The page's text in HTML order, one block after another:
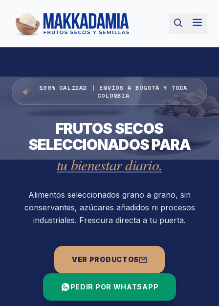
100% CALIDAD | ENVÍOS A BOGOTÁ Y TODA
COLOMBIA
FRUTOS SECOS
SELECCIONADOS PARA
tu bienestar diario.
Alimentos seleccionados grano a grano, sin
conservantes, azúcares añadidos ni procesos
industriales. Frescura directa a tu puerta.
VER PRODUCTOS
PEDIR POR WHATSAPP